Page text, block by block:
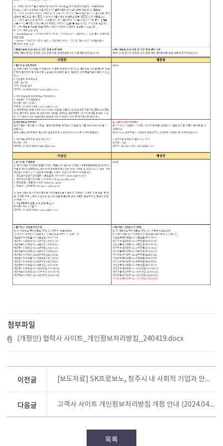
첨부파일
(개정안) 협력사 사이트_개인정보처리방침_240419.docx
이전글 [보도자료] SK프로보노, 청주시 내 사회적 기업과 안전소방 자문 발대식 진행
다음글 고객사 사이트 개인정보처리방침 개정 안내 (2024.04.19)
목록